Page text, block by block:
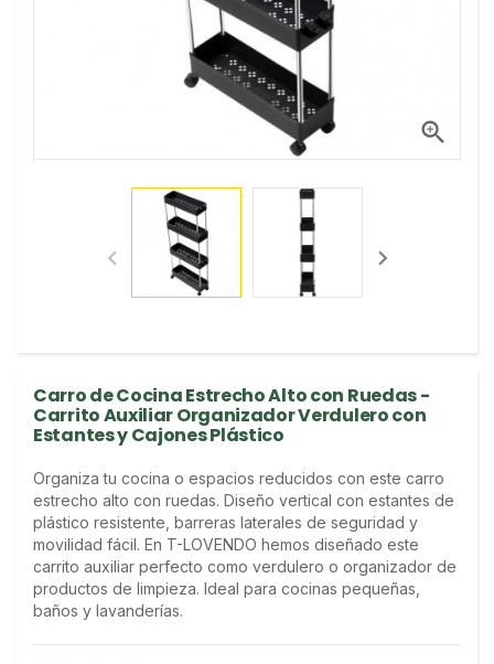

 
Carro de Cocina Estrecho Alto con Ruedas -
Carrito Auxiliar Organizador Verdulero con
Estantes y Cajones Plástico
Organiza tu cocina o espacios reducidos con este carro
estrecho alto con ruedas. Diseño vertical con estantes de
plástico resistente, barreras laterales de seguridad y
movilidad fácil. En T-LOVENDO hemos diseñado este
carrito auxiliar perfecto como verdulero o organizador de
productos de limpieza. Ideal para cocinas pequeñas,
baños y lavanderías.